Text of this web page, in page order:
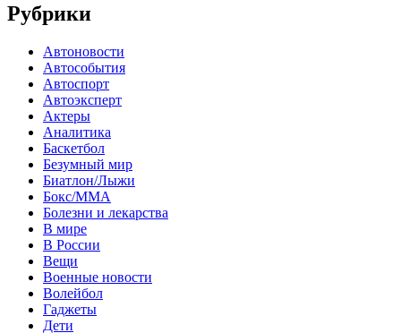
Рубрики
Автоновости
Автособытия
Автоспорт
Автоэксперт
Актеры
Аналитика
Баскетбол
Безумный мир
Биатлон/Лыжи
Бокс/MMA
Болезни и лекарства
В мире
В России
Вещи
Военные новости
Волейбол
Гаджеты
Дети